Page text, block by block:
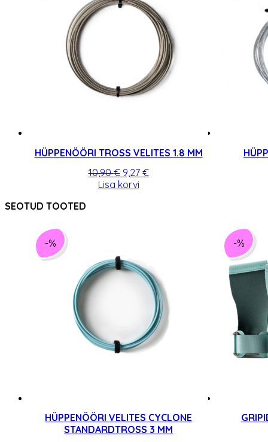
HÜPPENÖÖRI TROSS VELITES 1.8 MM
10,90€ Algne
hind
9,27 €Praegune
Lisa korvi
SEOTUD TOOTED
-%
HÜPPENÖÖRI VELITES CYCLONE
STANDARDTROSS 3 MM
-%